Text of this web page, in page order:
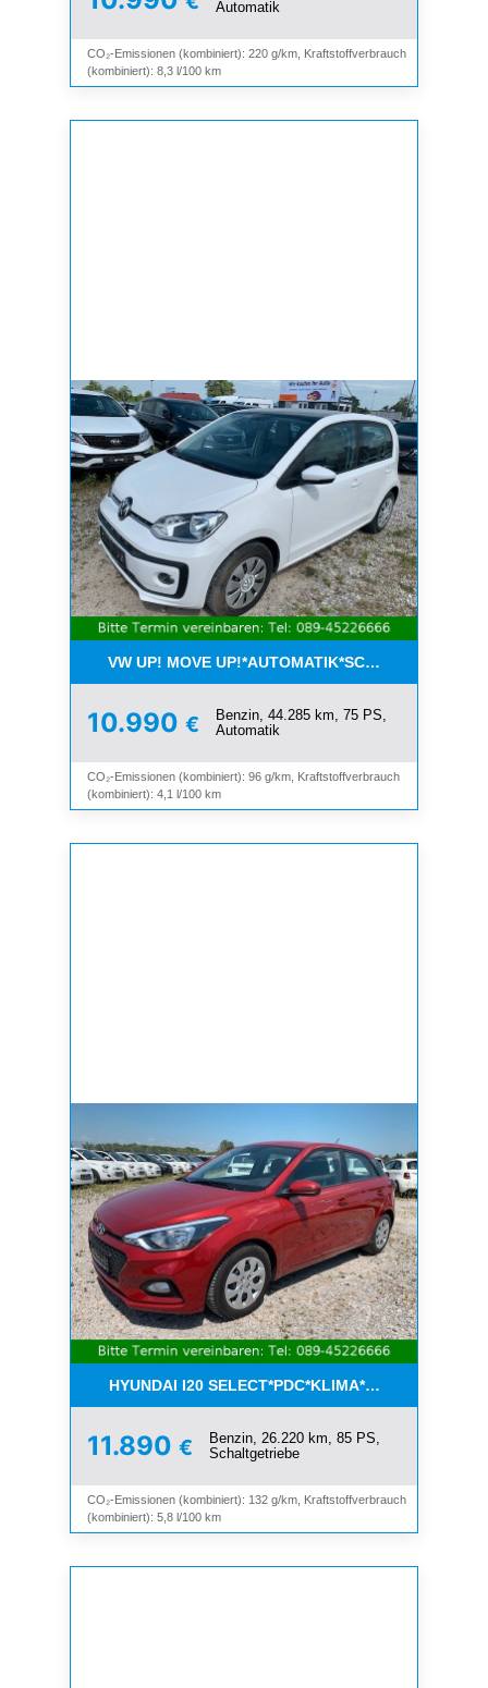
Automatik
CO₂-Emissionen (kombiniert): 220 g/km, Kraftstoffverbrauch
(kombiniert): 8,3 l/100 km
VW UP! MOVE
10.990 €
Benzin, 44.285 km, 75 PS,
Automatik
CO₂-Emissionen (kombiniert): 96 g/km, Kraftstoffverbrauch
(kombiniert): 4,1 l/100 km
HYUNDAI I20 SELECT*PDC*KLIMA*ESP*8-
11.890 €
Benzin, 26.220 km, 85 PS,
Schaltgetriebe
CO₂-Emissionen (kombiniert): 132 g/km, Kraftstoffverbrauch
(kombiniert): 5,8 l/100 km